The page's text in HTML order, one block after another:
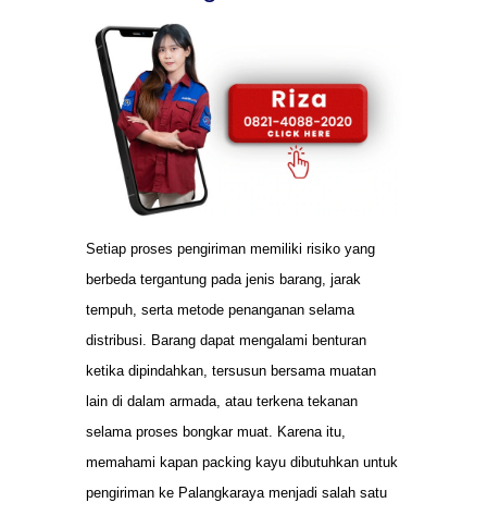
Setiap proses pengiriman memiliki risiko yang
berbeda tergantung pada jenis barang, jarak
tempuh, serta metode penanganan selama
distribusi. Barang dapat mengalami benturan
ketika dipindahkan, tersusun bersama muatan
lain di dalam armada, atau terkena tekanan
selama proses bongkar muat. Karena itu,
memahami kapan packing kayu dibutuhkan untuk
pengiriman ke Palangkaraya menjadi salah satu